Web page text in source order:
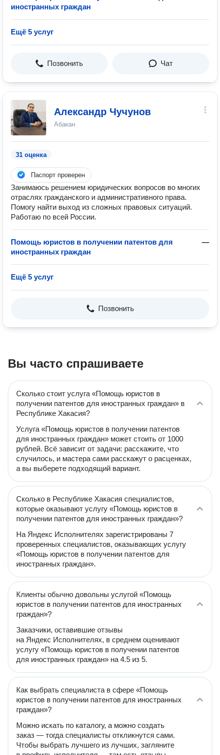
иностранных граждан
Ещё 5 услуг
Позвонить Чат
Александр Чучунов
Абакан
31 оценка
Паспорт проверен
Занимаюсь решением юридических вопросов во многих
отраслях гражданского и административного права.
Помогу найти выход из сложных правовых ситуаций.
Работаю по всей России.
Помощь юристов в получении патентов для
иностранных граждан
—
Ещё 5 услуг
Позвонить
Вы часто спрашиваете
Сколько стоит услуга «Помощь юристов в
получении патентов для иностранных граждан» в
Республике Хакасия?
Услуга «Помощь юристов в получении патентов
для иностранных граждан» может стоить от 1000
рублей. Всё зависит от задачи: расскажите, что
случилось, и мастера сами расскажут о расценках,
а вы выберете подходящий вариант.
Сколько в Республике Хакасия специалистов,
которые оказывают услугу «Помощь юристов в
получении патентов для иностранных граждан»?
На Яндекс Исполнителях зарегистрированы 7
проверенных специалистов, оказывающих услугу
«Помощь юристов в получении патентов для
иностранных граждан».
Клиенты обычно довольны услугой «Помощь
юристов в получении патентов для иностранных
граждан»?
Заказчики, оставившие отзывы
на Яндекс Исполнителях, в среднем оценивают
услугу «Помощь юристов в получении патентов
для иностранных граждан» на 4.5 из 5.
Как выбрать специалиста в сфере «Помощь
юристов в получении патентов для иностранных
граждан»?
Можно искать по каталогу, а можно создать
заказ — тогда специалисты откликнутся сами.
Чтобы выбрать лучшего из лучших, загляните